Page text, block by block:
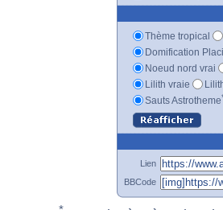
Thème tropical
Domification
Noeud nord vrai
Lilith vraie
Sauts Astrotheme
Lien
BBCode